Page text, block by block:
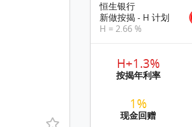
恒生银行
新做按揭 - H 计划
H = 2.66 %
H+1.3%
按揭年利率
1%
现金回赠